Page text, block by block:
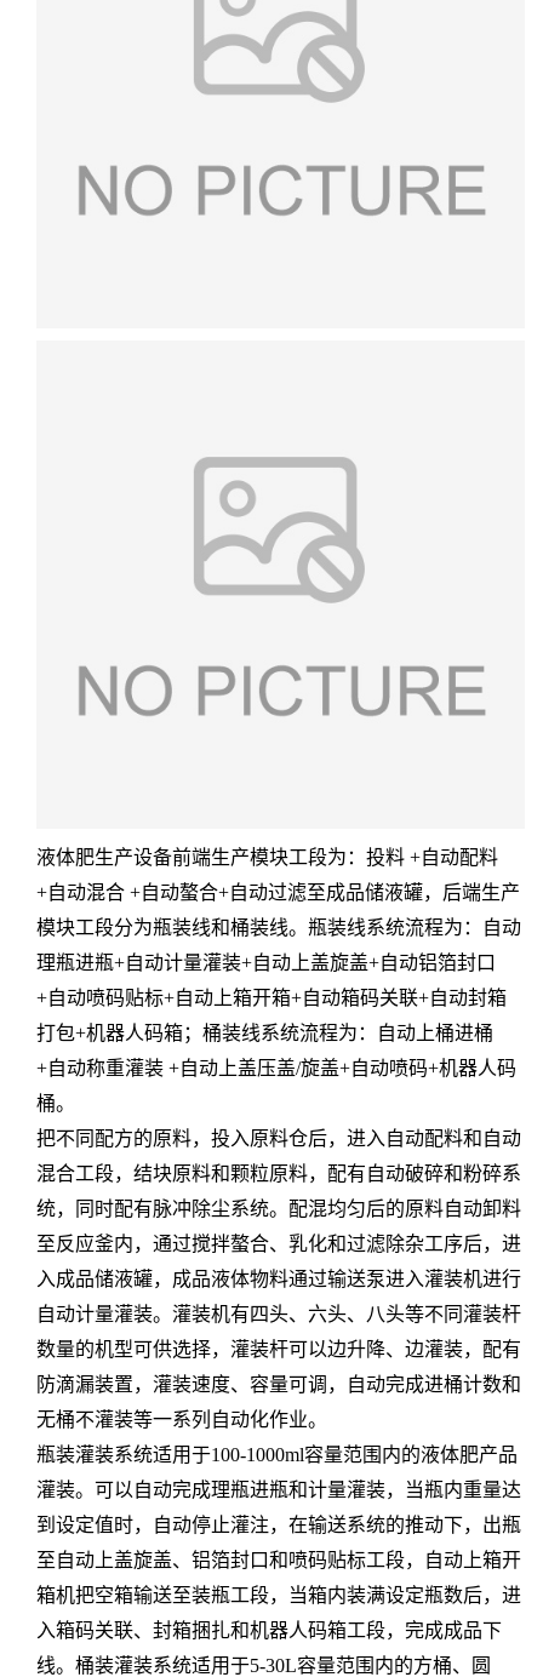
液体肥生产设备前端生产模块工段为：投料 +自动配料
+自动混合 +自动螯合+自动过滤至成品储液罐，后端生产
模块工段分为瓶装线和桶装线。瓶装线系统流程为：自动
理瓶进瓶+自动计量灌装+自动上盖旋盖+自动铝箔封口
+自动喷码贴标+自动上箱开箱+自动箱码关联+自动封箱
打包+机器人码箱；桶装线系统流程为：自动上桶进桶
+自动称重灌装 +自动上盖压盖/旋盖+自动喷码+机器人码
桶。
把不同配方的原料，投入原料仓后，进入自动配料和自动
混合工段，结块原料和颗粒原料，配有自动破碎和粉碎系
统，同时配有脉冲除尘系统。配混均匀后的原料自动卸料
至反应釜内，通过搅拌螯合、乳化和过滤除杂工序后，进
入成品储液罐，成品液体物料通过输送泵进入灌装机进行
自动计量灌装。灌装机有四头、六头、八头等不同灌装杆
数量的机型可供选择，灌装杆可以边升降、边灌装，配有
防滴漏装置，灌装速度、容量可调，自动完成进桶计数和
无桶不灌装等一系列自动化作业。
瓶装灌装系统适用于100-1000ml容量范围内的液体肥产品
灌装。可以自动完成理瓶进瓶和计量灌装，当瓶内重量达
到设定值时，自动停止灌注，在输送系统的推动下，出瓶
至自动上盖旋盖、铝箔封口和喷码贴标工段，自动上箱开
箱机把空箱输送至装瓶工段，当箱内装满设定瓶数后，进
入箱码关联、封箱捆扎和机器人码箱工段，完成成品下
线。桶装灌装系统适用于5-30L容量范围内的方桶、圆